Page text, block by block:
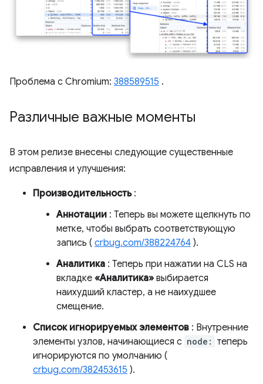
Проблема с Chromium: 388589515 .
Различные важные моменты
В этом релизе внесены следующие существенные
исправления и улучшения:
Производительность:
Аннотации : Теперь вы можете щелкнуть по
метке, чтобы выбрать соответствующую
запись ( crbug.com/388224764 ).
Аналитика : Теперь при нажатии на CLS на
вкладке «Аналитика» выбирается
наихудший кластер, а не наихудшее
смещение.
Список игнорируемых элементов : Внутренние
элементы узлов, начинающиеся с node: теперь
игнорируются по умолчанию (
crbug.com/382453615 ).